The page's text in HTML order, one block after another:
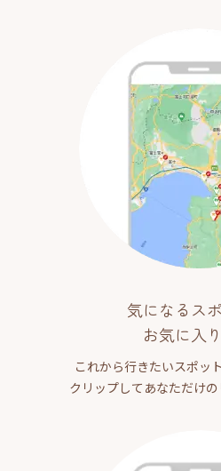
気になるス
お気に入
これから行きたいスポッ
クリップしてあなただけの